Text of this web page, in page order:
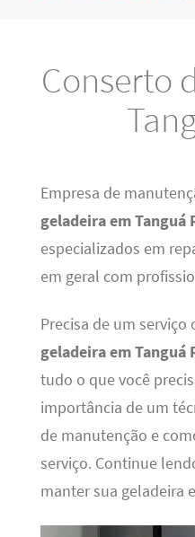
Conserto
Empresa de
geladeira em Tanguá
especializados em
em geral com
Precisa de um serviço
geladeira em Tanguá
tudo o que você
importância de um
de manutenção e
serviço. Continue
manter sua geladeira